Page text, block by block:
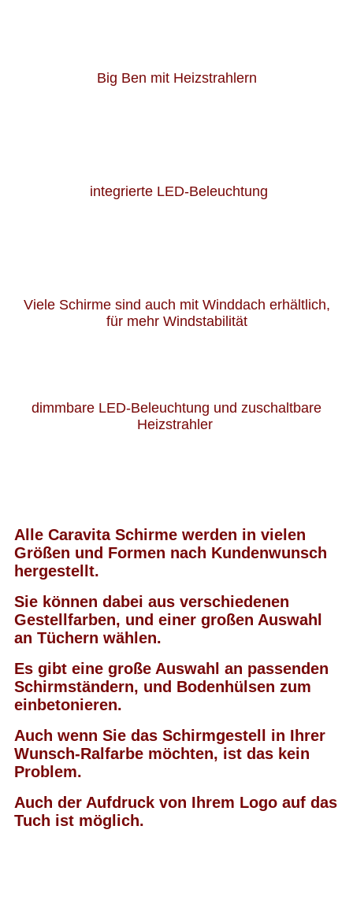
Big Ben mit Heizstrahlern
integrierte LED-Beleuchtung
Viele Schirme sind auch mit Winddach erhältlich,
für mehr Windstabilität
dimmbare LED-Beleuchtung und zuschaltbare
Heizstrahler
Alle Caravita Schirme werden in vielen
Größen und Formen nach Kundenwunsch
hergestellt.
Sie können dabei aus verschiedenen
Gestellfarben, und einer großen Auswahl
an Tüchern wählen.
Es gibt eine große Auswahl an passenden
Schirmständern, und Bodenhülsen zum
einbetonieren.
Auch wenn Sie das Schirmgestell in Ihrer
Wunsch-Ralfarbe möchten, ist das kein
Problem.
Auch der Aufdruck von Ihrem Logo auf das
Tuch ist möglich.